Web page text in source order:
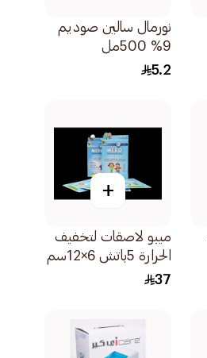
نورمال سالين صوديم
9% 500مل
5.2
+
ميبو لاصقات لتخفيف
الحرارة 5باتش 6×12سم
37